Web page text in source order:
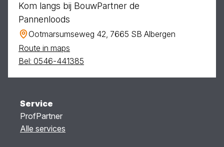
Kom langs bij BouwPartner de
Pannenloods
Ootmarsumseweg 42, 7665 SB Albergen
Route in maps
Bel: 0546-441385
Service
ProfPartner
Alle services